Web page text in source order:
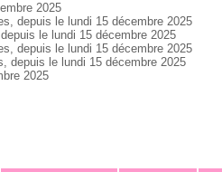
2025
depuis le lundi 15 décembre 2025
le lundi 15 décembre 2025
depuis le lundi 15 décembre 2025
depuis le lundi 15 décembre 2025
2025